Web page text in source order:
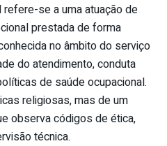
se a uma atuação de
prestada de forma
no âmbito do serviço
do atendimento, conduta
de saúde ocupacional.
religiosas, mas de um
observa códigos de ética,
técnica.